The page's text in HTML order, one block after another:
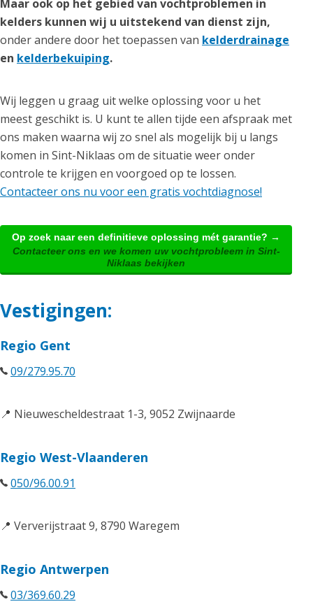
Maar ook op het gebied van vochtproblemen in
kelders kunnen wij u uitstekend van dienst zijn,
onder andere door het toepassen van kelderdrainage
en kelderbekuiping.
Wij leggen u graag uit welke oplossing voor u het
meest geschikt is. U kunt te allen tijde een afspraak met
ons maken waarna wij zo snel als mogelijk bij u langs
komen in Sint-Niklaas om de situatie weer onder
controle te krijgen en voorgoed op te lossen.
Contacteer ons nu voor een gratis vochtdiagnose!
Op zoek naar een definitieve oplossing mét garantie? →
Contacteer ons en we komen uw vochtprobleem in Sint-
Niklaas bekijken
Vestigingen:
Regio Gent
09/279.95.70
📍 Nieuwescheldestraat 1-3, 9052 Zwijnaarde
Regio West-Vlaanderen
050/96.00.91
📍 Ververijstraat 9, 8790 Waregem
Regio Antwerpen
03/369.60.29